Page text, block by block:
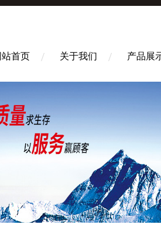
站首页 关于我们 产品展